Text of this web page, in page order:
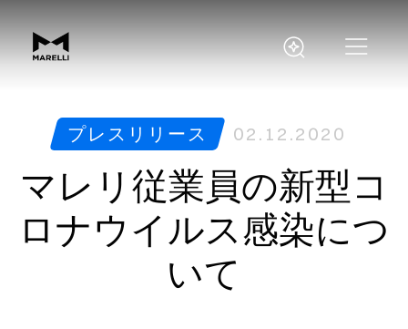
プレスリリース 02.12.2020
マレリ従業員の新型コ
ロナウイルス感染につ
いて